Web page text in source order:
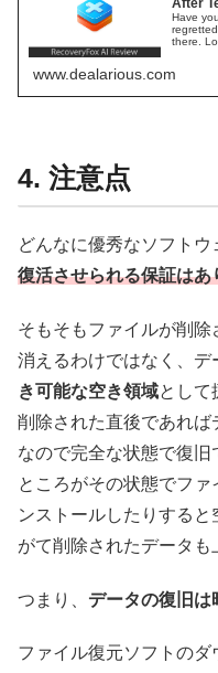
Have
there.
www.dealarious.com
4. 注意点
どんなに優秀なソフトウ
復活させられる保証はあ
そもそもファイルが削
消えるわけではなく、
き可能な空き領域として
削除された直後であれ
なので完全な状態で復旧
ところがその状態でフ
ンストールしたりする
がて削除されたデータも
つまり、 データの復旧は
ファイル復元ソフトの